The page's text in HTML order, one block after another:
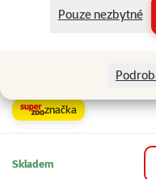
Pouze nezbytné
Cena
189 Kč
značka
Skladem